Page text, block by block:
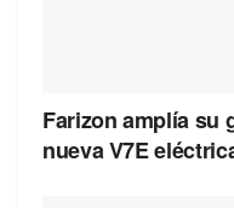
Farizon amplía su
nueva V7E